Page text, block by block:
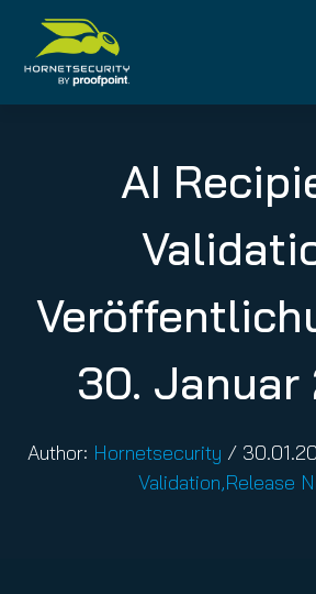
Inhalt
springen
Inhalt
springen
AI
30. Januar
Author: Hornetsecurity /
Validation,Release